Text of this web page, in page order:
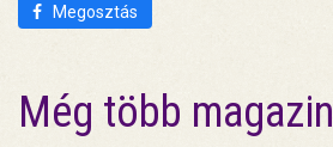
Megosztás
Még több magazin